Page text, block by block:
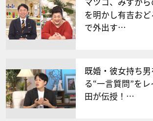
を明かし有吉お
で外出す…
既婚・彼女持ち
る“一言質問”を
田が伝授！…